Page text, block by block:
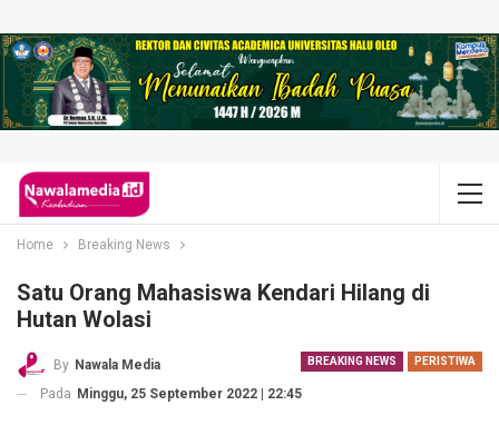
Home Breaking News
Satu Orang Mahasiswa Kendari Hilang di
Hutan Wolasi
BREAKING NEWS PERISTIWA
By Nawala Media
Pada Minggu, 25 September 2022 | 22:45